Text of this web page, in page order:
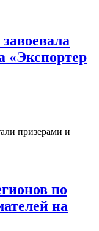
«Экспортер
призерами и
по
на